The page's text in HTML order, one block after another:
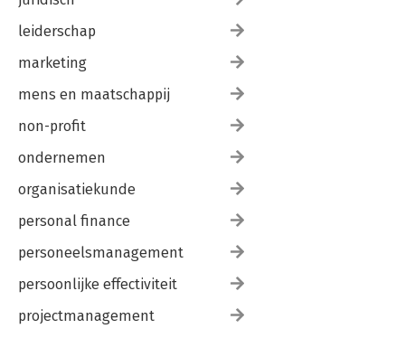
leiderschap
marketing
mens en maatschappij
non-profit
ondernemen
organisatiekunde
personal finance
personeelsmanagement
persoonlijke effectiviteit
projectmanagement